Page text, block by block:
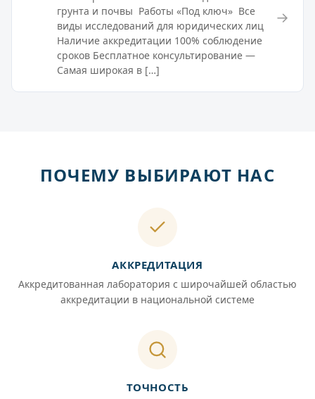
грунта и почвы Работы «Под ключ» Все
виды исследований для юридических лиц
Наличие аккредитации 100% соблюдение
сроков Бесплатное консультирование —
Самая широкая в […]
→
ПОЧЕМУ ВЫБИРАЮТ НАС
АККРЕДИТАЦИЯ
Аккредитованная лаборатория с широчайшей областью
аккредитации в национальной системе
ТОЧНОСТЬ